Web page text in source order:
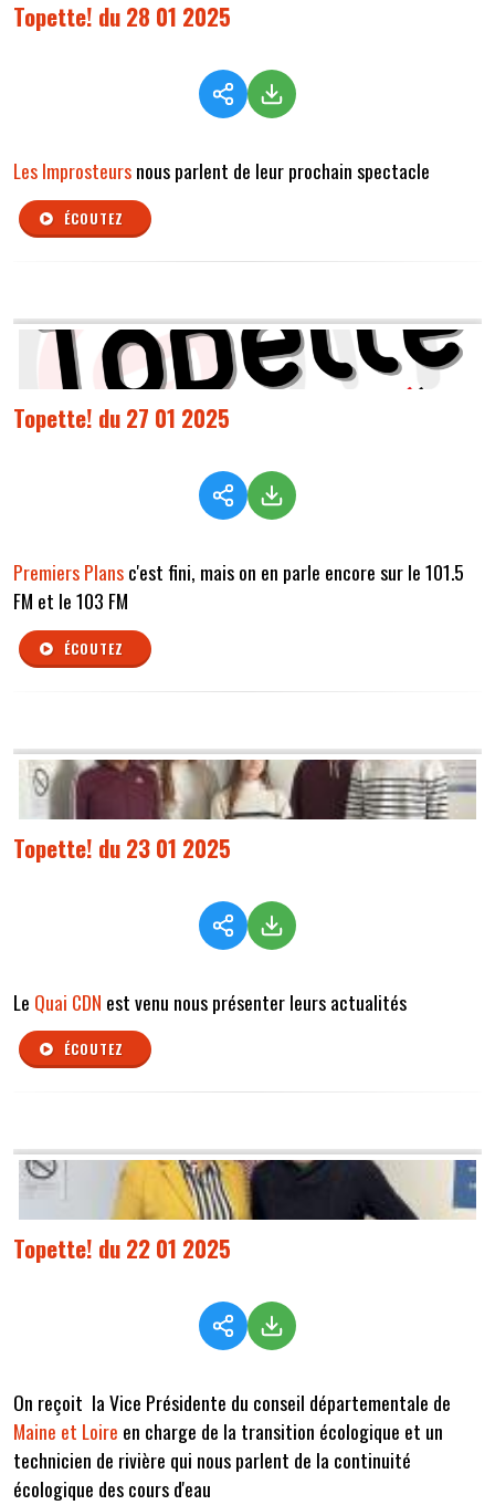
Topette! du 28 01 2025
Les Improsteursnous parlent de leur prochain spectacle
ÉCOUTEZ
Topette! du 27 01 2025
Premiers Plansc'est fini, mais on en parle encore sur le 101.5
FM et le 103 FM
ÉCOUTEZ
Topette! du 23 01 2025
Le Quai CDN est venu nous présenter leurs actualités
ÉCOUTEZ
Topette! du 22 01 2025
On reçoit la Vice Présidente du conseil départementale de
Maine et Loire en charge de la transition écologique et un
technicien de rivière qui nous parlent de la continuité
écologique des cours d'eau